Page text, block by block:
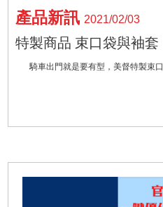
產品新訊 2021/02/03
特製商品 束口袋與袖套
騎車出門就是要有型，美督特製束